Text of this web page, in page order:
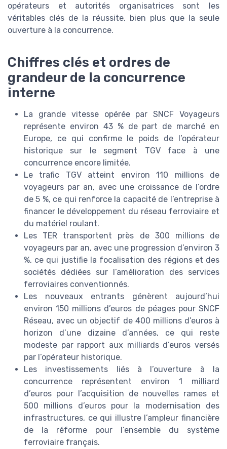
opérateurs et autorités organisatrices sont les
véritables clés de la réussite, bien plus que la seule
ouverture à la concurrence.
Chiffres clés et ordres de
grandeur de la concurrence
interne
La grande vitesse opérée par SNCF Voyageurs
représente environ 43 % de part de marché en
Europe, ce qui confirme le poids de l’opérateur
historique sur le segment TGV face à une
concurrence encore limitée.
Le trafic TGV atteint environ 110 millions de
voyageurs par an, avec une croissance de l’ordre
de 5 %, ce qui renforce la capacité de l’entreprise à
financer le développement du réseau ferroviaire et
du matériel roulant.
Les TER transportent près de 300 millions de
voyageurs par an, avec une progression d’environ 3
%, ce qui justifie la focalisation des régions et des
sociétés dédiées sur l’amélioration des services
ferroviaires conventionnés.
Les nouveaux entrants génèrent aujourd’hui
environ 150 millions d’euros de péages pour SNCF
Réseau, avec un objectif de 400 millions d’euros à
horizon d’une dizaine d’années, ce qui reste
modeste par rapport aux milliards d’euros versés
par l’opérateur historique.
Les investissements liés à l’ouverture à la
concurrence représentent environ 1 milliard
d’euros pour l’acquisition de nouvelles rames et
500 millions d’euros pour la modernisation des
infrastructures, ce qui illustre l’ampleur financière
de la réforme pour l’ensemble du système
ferroviaire français.